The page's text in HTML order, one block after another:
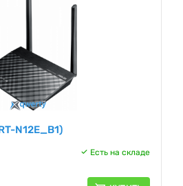
N12E_B1)
Есть на складе